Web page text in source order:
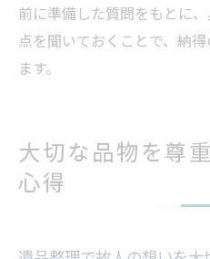
前に準備した質問をもとに
点を聞いておくことで、納
ます。
大切な品物を尊
心得